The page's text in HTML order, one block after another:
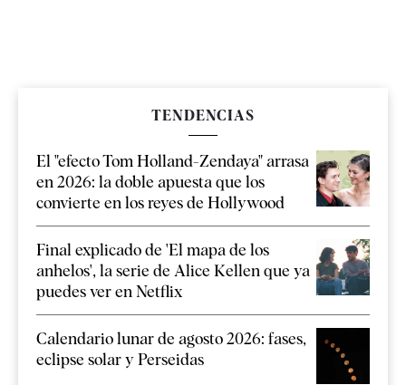
TENDENCIAS
El "efecto Tom Holland-Zendaya" arrasa
en 2026: la doble apuesta que los
convierte en los reyes de Hollywood
Final explicado de 'El mapa de los
anhelos', la serie de Alice Kellen que ya
puedes ver en Netflix
Calendario lunar de agosto 2026: fases,
eclipse solar y Perseidas